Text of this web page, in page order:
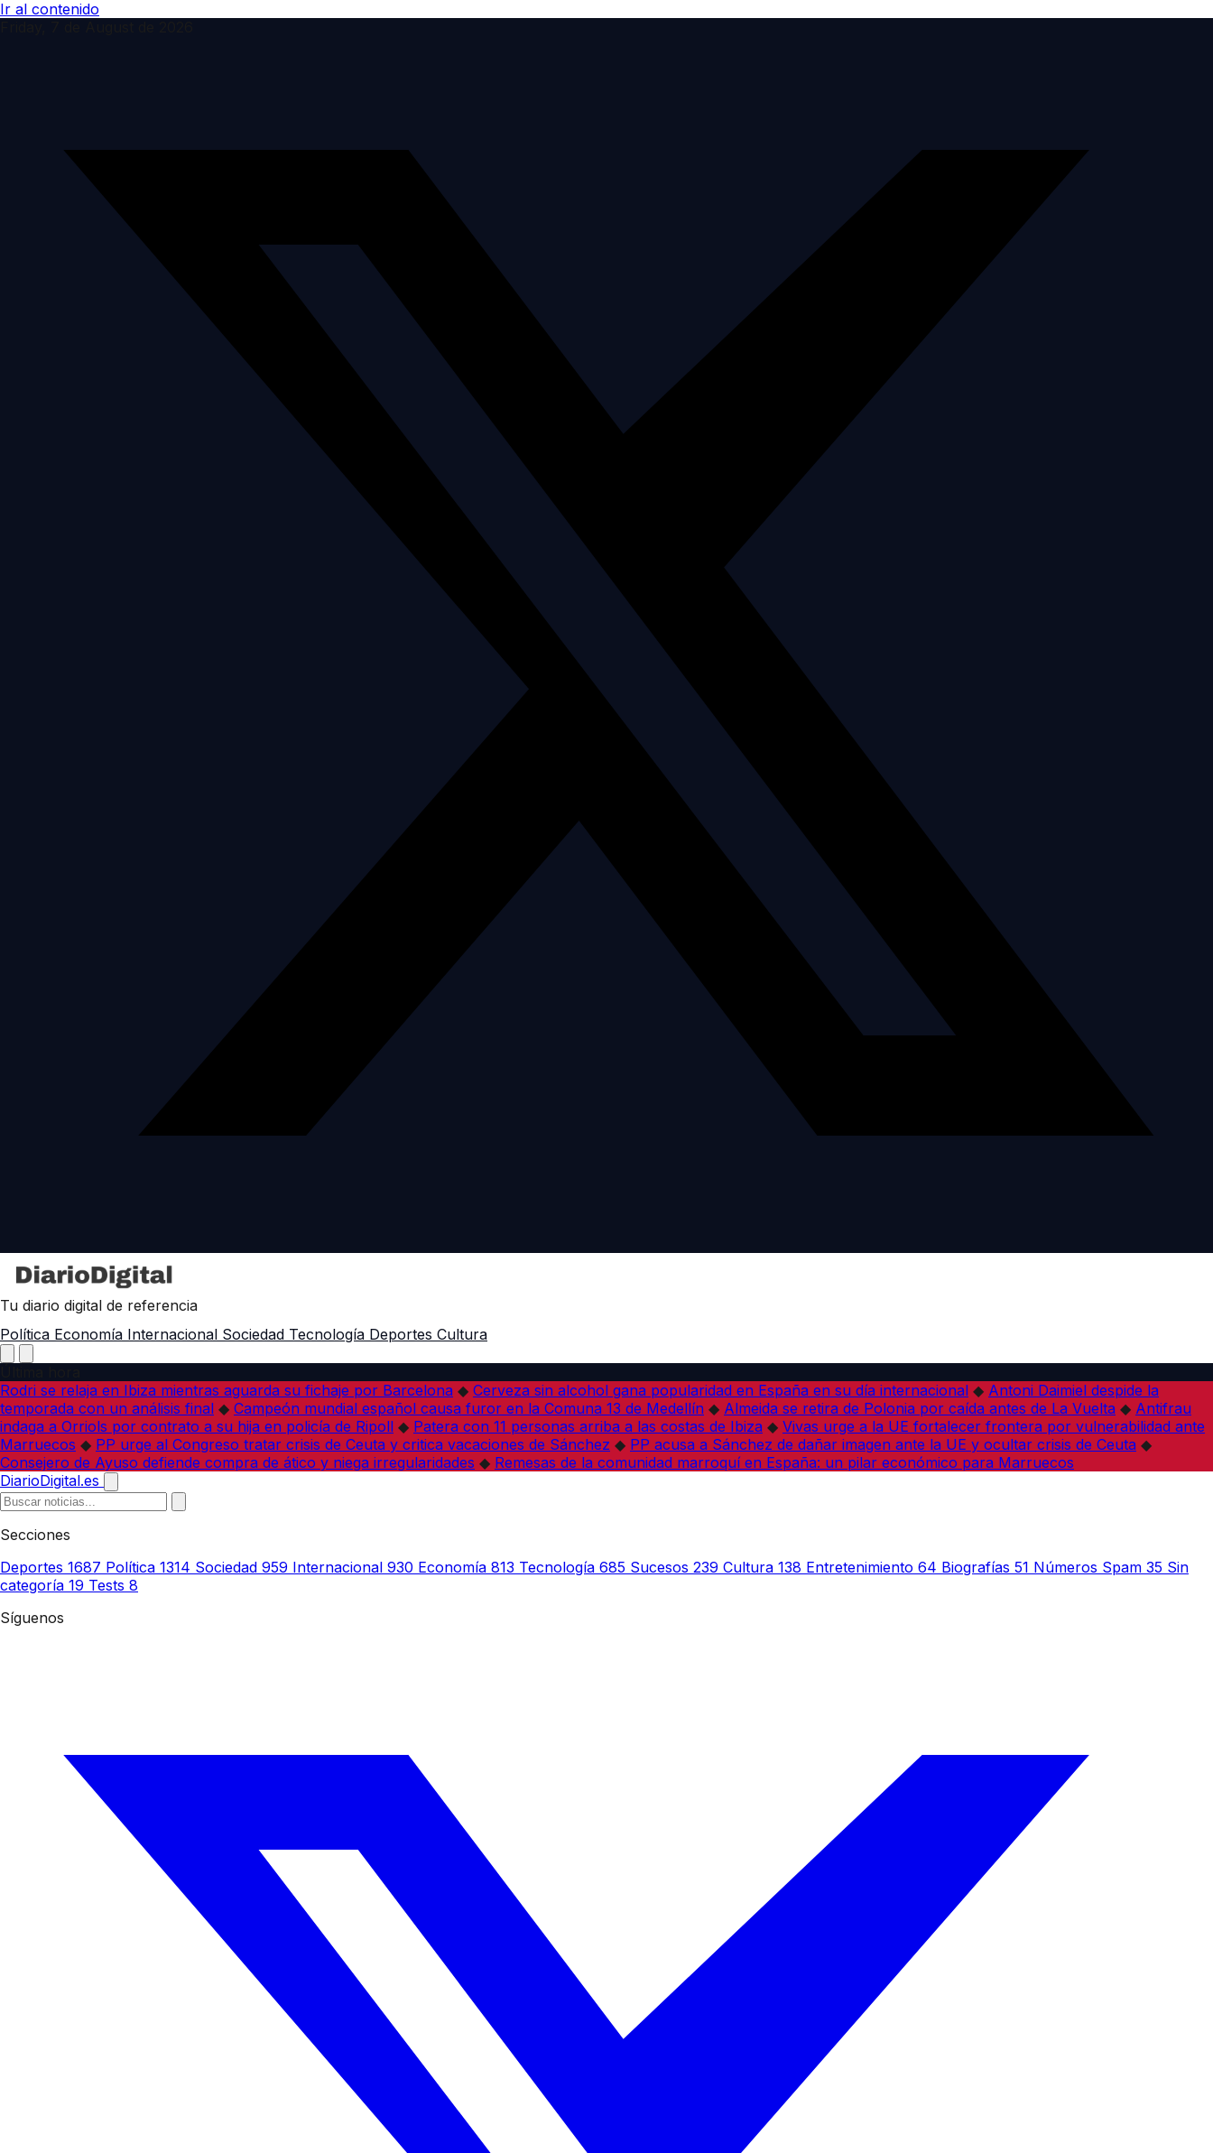
Ir al contenido
Tu diario digital de referencia
Política Economía Internacional Sociedad Tecnología Deportes Cultura
Rodri se relaja en Ibiza mientras aguarda su fichaje por Barcelona ◆ Cerveza sin alcohol gana popularidad en España en su día internacional ◆ Antoni Daimiel despide la
temporada con un análisis final ◆ Campeón mundial español causa furor en la Comuna 13 de Medellín ◆ Almeida se retira de Polonia por caída antes de La Vuelta ◆ Antifrau
indaga a Orriols por contrato a su hija en policía de Ripoll ◆ Patera con 11 personas arriba a las costas de Ibiza ◆ Vivas urge a la UE fortalecer frontera por vulnerabilidad ante
Marruecos ◆ PP urge al Congreso tratar crisis de Ceuta y critica vacaciones de Sánchez ◆ PP acusa a Sánchez de dañar imagen ante la UE y ocultar crisis de Ceuta ◆
Consejero de Ayuso defiende compra de ático y niega irregularidades ◆ Remesas de la comunidad marroquí en España: un pilar económico para Marruecos
DiarioDigital.es
Secciones
Deportes 1687 Política 1314 Sociedad 959 Internacional 930 Economía 813 Tecnología 685 Sucesos 239 Cultura 138 Entretenimiento 64 Biografías 51 Números Spam 35 Sin
categoría 19 Tests 8
Síguenos